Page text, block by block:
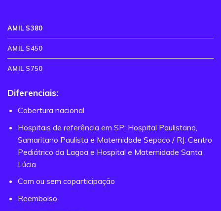
AMIL S380
AMIL S450
AMIL S750
Diferenciais:
Cobertura nacional
Hospitais de referência em SP: Hospital Paulistano,
Samaritano Paulista e Maternidade Sepaco / RJ: Centro
Pediátrico da Lagoa e Hospital e Maternidade Santa
Lúcia
Com ou sem coparticipação
Reembolso